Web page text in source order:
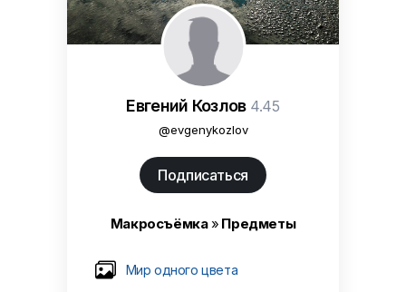
Евгений Козлов 4.45
@evgenykozlov
Подписаться
Макросъёмка» Предметы
Мир одного цвета